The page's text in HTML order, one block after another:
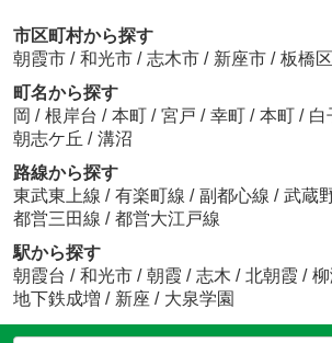
市区町村から探す
朝霞市 / 和光市 / 志木市 / 新座市 / 板橋区
町名から探す
岡 / 根岸台 / 本町 / 宮戸 / 幸町 / 本町 / 白
朝志ケ丘 / 溝沼
路線から探す
東武東上線 / 有楽町線 / 副都心線 / 武蔵
都営三田線 / 都営大江戸線
駅から探す
朝霞台 / 和光市 / 朝霞 / 志木 / 北朝霞 / 柳
地下鉄成増 / 新座 / 大泉学園